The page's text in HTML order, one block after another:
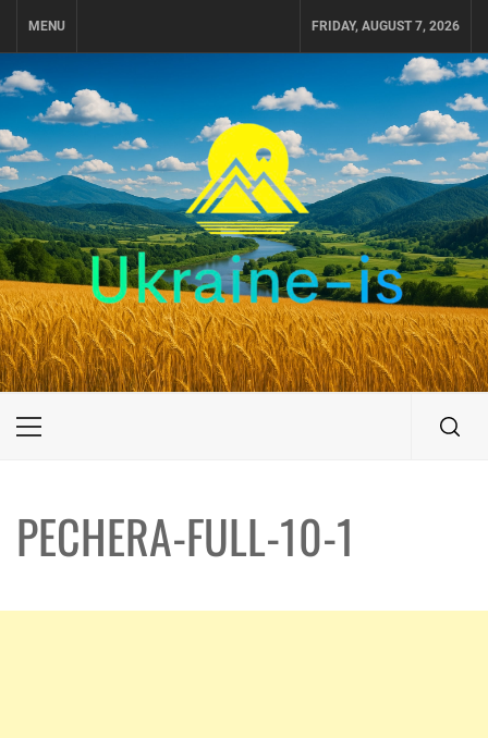
MENU FRIDAY, AUGUST 7, 2026
UKRAINE-IS
ПУТЕШЕСТВИЕ ПО УКРАИНЕ
Primary
PECHERA-FULL-10-1